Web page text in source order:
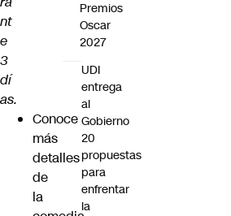
nt
e
3
dí
as.
Conoce
más
detalles
de
la
Premios
Oscar
2027
UDI
entrega
al
Gobierno
20
propuestas
para
enfrentar
la